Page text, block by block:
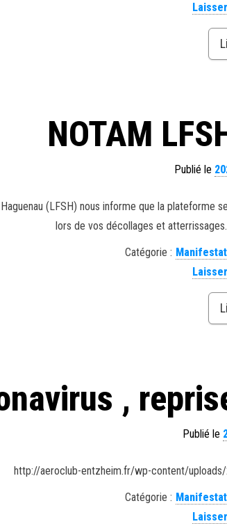
NOTAM
Publié le
(LFSH) nous informe que la plateforme
lors de vos décollages et
Catégorie :
,
Publié le
http://aeroclub-entzheim.fr/wp-content/
Catégorie :